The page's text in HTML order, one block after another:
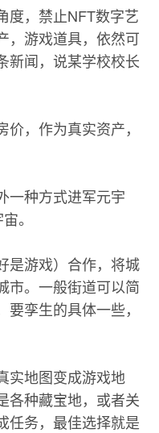
度，禁止NFT数字艺
，游戏道具，依然可
新闻，说某学校校长
，作为真实资产，
一种方式进军元宇
。
是游戏）合作，将城
市。一般街道可以简
孪生的具体一些，
实地图变成游戏地
各种藏宝地，或者关
任务，最佳选择就是